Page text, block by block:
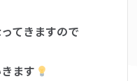
てきますので
ます